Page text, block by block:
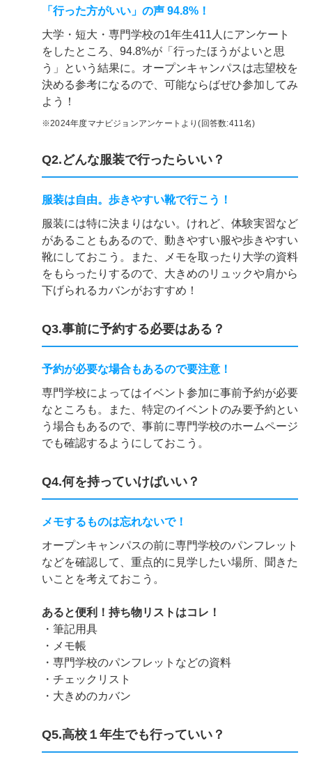
「行った方がいい」の声 94.8%！
大学・短大・専門学校の1年生411人にアンケート
をしたところ、94.8%が「行ったほうがよいと思
う」という結果に。オープンキャンパスは志望校を
決める参考になるので、可能ならばぜひ参加してみ
よう！
※2024年度マナビジョンアンケートより(回答数:411名)
Q2.どんな服装で行ったらいい？
服装は自由。歩きやすい靴で行こう！
服装には特に決まりはない。けれど、体験実習など
があることもあるので、動きやすい服や歩きやすい
靴にしておこう。また、メモを取ったり大学の資料
をもらったりするので、大きめのリュックや肩から
下げられるカバンがおすすめ！
Q3.事前に予約する必要はある？
予約が必要な場合もあるので要注意！
専門学校によってはイベント参加に事前予約が必要
なところも。また、特定のイベントのみ要予約とい
う場合もあるので、事前に専門学校のホームページ
でも確認するようにしておこう。
Q4.何を持っていけばいい？
メモするものは忘れないで！
オープンキャンパスの前に専門学校のパンフレット
などを確認して、重点的に見学したい場所、聞きた
いことを考えておこう。
あると便利！持ち物リストはコレ！
・筆記用具
・メモ帳
・専門学校のパンフレットなどの資料
・チェックリスト
・大きめのカバン
Q5.高校１年生でも行っていい？